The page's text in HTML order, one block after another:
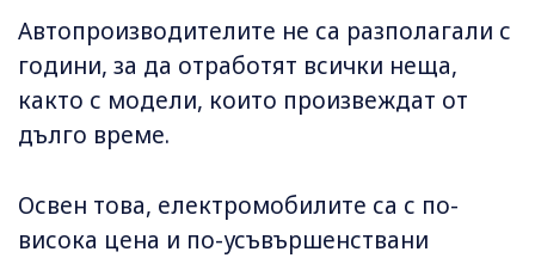
Автопроизводителите не са разполагали с
години, за да отработят всички неща,
както с модели, които произвеждат от
дълго време.
Освен това, електромобилите са с по-
висока цена и по-усъвършенствани